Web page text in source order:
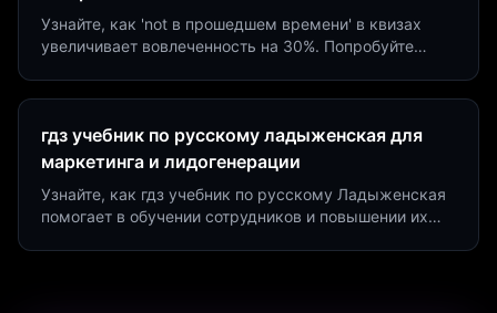
Узнайте, как 'not в прошедшем времени' в квизах
увеличивает вовлеченность на 30%. Попробуйте
гдз учебник по русскому ладыженская для
маркетинга и лидогенерации
Узнайте, как гдз учебник по русскому Ладыженская
помогает в обучении сотрудников и повышении их